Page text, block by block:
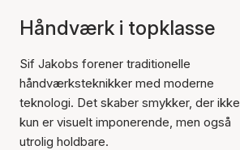
Håndværk i topklasse
Sif Jakobs forener traditionelle
håndværksteknikker med moderne
teknologi. Det skaber smykker, der ikke
kun er visuelt imponerende, men også
utrolig holdbare.